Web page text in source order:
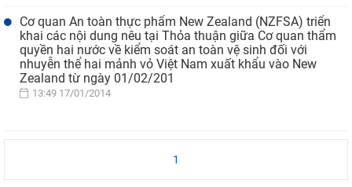
Cơ quan An toàn thực phẩm New Zealand (NZFSA) triển
khai các nội dung nêu tại Thỏa thuận giữa Cơ quan thẩm
quyền hai nước về kiểm soát an toàn vệ sinh đối với
nhuyễn thể hai mảnh vỏ Việt Nam xuất khẩu vào New
Zealand từ ngày 01/02/201
13:49 17/01/2014
1